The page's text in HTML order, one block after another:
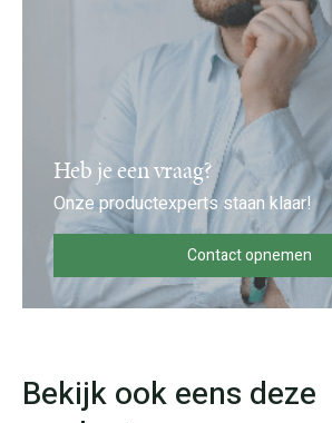
Heb je een vraag?
Onze productexperts staan klaar!
Contact opnemen